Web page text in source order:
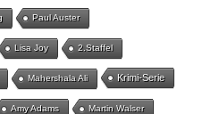
Paul Auster
Lisa Joy 2.Staffel
Mahershala Ali Krimi-Serie
Amy Adams Martin Walser